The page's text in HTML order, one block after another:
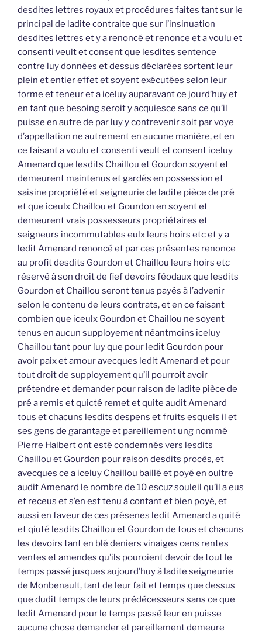
desdites lettres royaux et procédures faites tant sur le
principal de ladite contraite que sur l’insinuation
desdites lettres et y a renoncé et renonce et a voulu et
consenti veult et consent que lesdites sentence
contre luy données et dessus déclarées sortent leur
plein et entier effet et soyent exécutées selon leur
forme et teneur et a iceluy auparavant ce jourd’huy et
en tant que besoing seroit y acquiesce sans ce qu’il
puisse en autre de par luy y contrevenir soit par voye
d’appellation ne autrement en aucune manière, et en
ce faisant a voulu et consenti veult et consent iceluy
Amenard que lesdits Chaillou et Gourdon soyent et
demeurent maintenus et gardés en possession et
saisine propriété et seigneurie de ladite pièce de pré
et que iceulx Chaillou et Gourdon en soyent et
demeurent vrais possesseurs propriétaires et
seigneurs incommutables eulx leurs hoirs etc et y a
ledit Amenard renoncé et par ces présentes renonce
au profit desdits Gourdon et Chaillou leurs hoirs etc
réservé à son droit de fief devoirs féodaux que lesdits
Gourdon et Chaillou seront tenus payés à l’advenir
selon le contenu de leurs contrats, et en ce faisant
combien que iceulx Gourdon et Chaillou ne soyent
tenus en aucun supployement néantmoins iceluy
Chaillou tant pour luy que pour ledit Gourdon pour
avoir paix et amour avecques ledit Amenard et pour
tout droit de supployement qu’il pourroit avoir
prétendre et demander pour raison de ladite pièce de
pré a remis et quicté remet et quite audit Amenard
tous et chacuns lesdits despens et fruits esquels il et
ses gens de garantage et pareillement ung nommé
Pierre Halbert ont esté condemnés vers lesdits
Chaillou et Gourdon pour raison desdits procès, et
avecques ce a iceluy Chaillou baillé et poyé en oultre
audit Amenard le nombre de 10 escuz souleil qu’il a eus
et receus et s’en est tenu à contant et bien poyé, et
aussi en faveur de ces présenes ledit Amenard a quité
et qiuté lesdits Chaillou et Gourdon de tous et chacuns
les devoirs tant en blé deniers vinaiges cens rentes
ventes et amendes qu’ils pouroient devoir de tout le
temps passé jusques aujourd’huy à ladite seigneurie
de Monbenault, tant de leur fait et temps que dessus
que dudit temps de leurs prédécesseurs sans ce que
ledit Amenard pour le temps passé leur en puisse
aucune chose demander et pareillement demeure